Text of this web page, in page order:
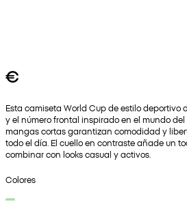
€
Esta camiseta World Cup de estilo deportivo
y el número frontal inspirado en el mundo
mangas cortas garantizan comodidad y
todo el día. El cuello en contraste añade un
combinar con looks casual y activos.
Colores